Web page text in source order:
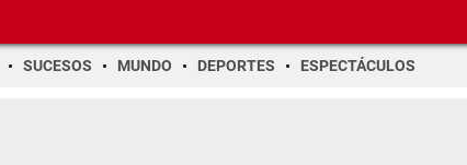
SUCESOS MUNDO DEPORTES ESPECTÁCULOS